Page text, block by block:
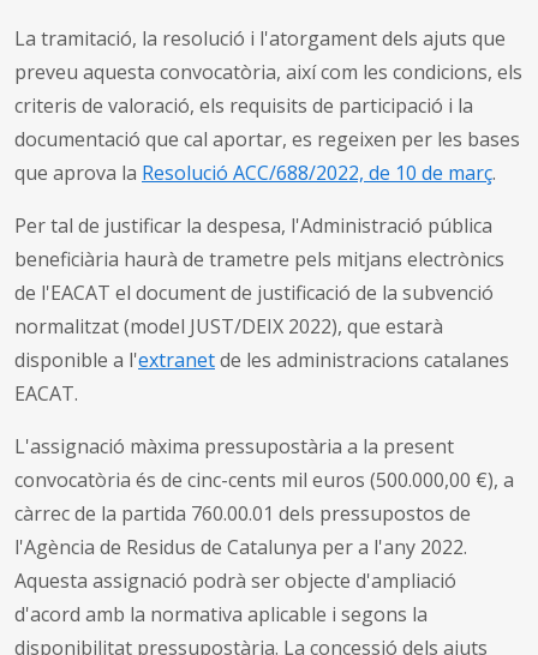
La tramitació, la resolució i l'atorgament dels ajuts que
preveu aquesta convocatòria, així com les condicions, els
criteris de valoració, els requisits de participació i la
documentació que cal aportar, es regeixen per les bases
que aprova la Resolució ACC/688/2022, de 10 de març.
Per tal de justificar la despesa, l'Administració pública
beneficiària haurà de trametre pels mitjans electrònics
de l'EACAT el document de justificació de la subvenció
normalitzat (model JUST/DEIX 2022), que estarà
disponible a l'extranetde les administracions catalanes
EACAT.
L'assignació màxima pressupostària a la present
convocatòria és de cinc-cents mil euros (500.000,00 €), a
càrrec de la partida 760.00.01 dels pressupostos de
l'Agència de Residus de Catalunya per a l'any 2022.
Aquesta assignació podrà ser objecte d'ampliació
d'acord amb la normativa aplicable i segons la
disponibilitat pressupostària. La concessió dels ajuts